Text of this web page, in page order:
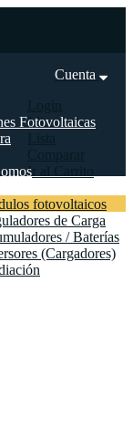
Cuenta
Mi cuenta
Ir al Carrito
Fotovoltaicas
fotovoltaicos
de Carga
/ Baterías
(Cargadores)